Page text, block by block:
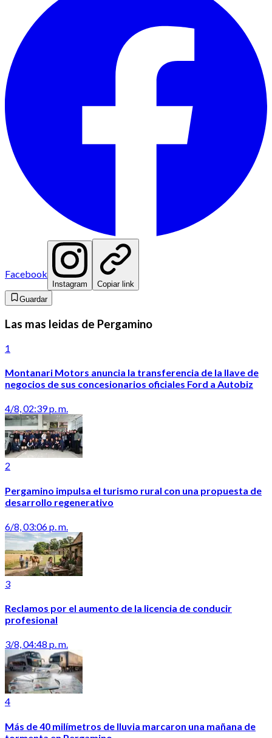
Facebook
Instagram
Copiar link
Guardar
Las mas leidas de Pergamino
1
Montanari Motors anuncia la transferencia de la llave de
negocios de sus concesionarios oficiales Ford a Autobiz
4/8, 02:39 p. m.
2
Pergamino impulsa el turismo rural con una propuesta de
desarrollo regenerativo
6/8, 03:06 p. m.
3
Reclamos por el aumento de la licencia de conducir
profesional
3/8, 04:48 p. m.
4
Más de 40 milímetros de lluvia marcaron una mañana de